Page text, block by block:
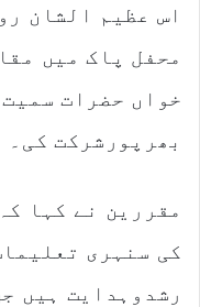
اس عظیم الشان
محفل پاک میں
خواں حضرات
بھرپورشرکت کی۔
مقررین نے کہا
کی سنہری
رشدوہدایت ہیں